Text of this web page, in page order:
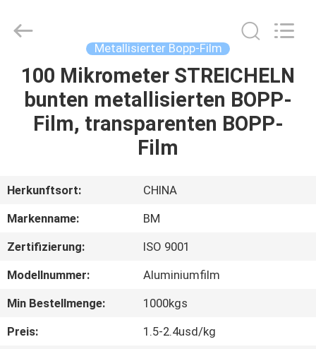
ZU
HAUSE
VIDEOS
UNS
WERKSBESICHTIGUNG
Exporting
Reserved.
Metallisierter Bopp-Film
100 Mikrometer STREICHELN
bunten metallisierten BOPP-
Film, transparenten BOPP-
Film
Herkunftsort:
CHINA
Markenname:
BM
Zertifizierung:
ISO 9001
Modellnummer:
Aluminiumfilm
Min Bestellmenge:
1000kgs
Preis:
1.5-2.4usd/kg